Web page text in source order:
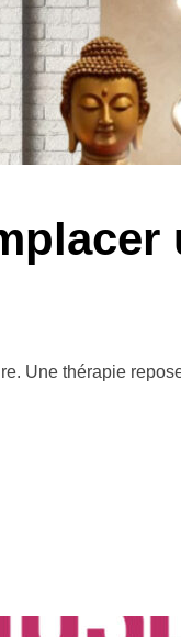
Une thérapie